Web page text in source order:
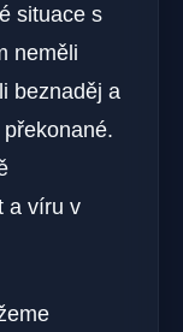
situace s
neměli
beznaděj a
a víru v